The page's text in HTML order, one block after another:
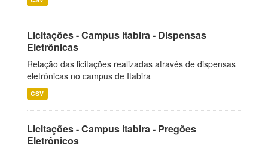
Licitações - Campus Itabira - Dispensas
Eletrônicas
Relação das licitações realizadas através de dispensas
eletrônicas no campus de Itabira
CSV
Licitações - Campus Itabira - Pregões
Eletrônicos